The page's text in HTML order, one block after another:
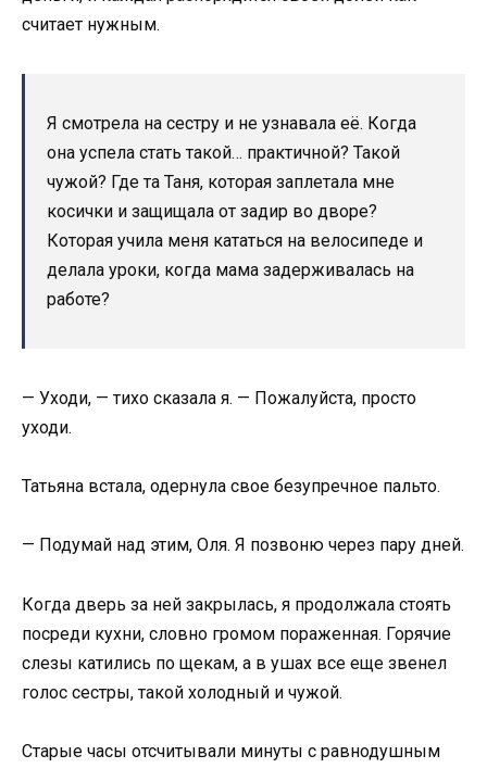
считает нужным.
Я смотрела на сестру и не узнавала её. Когда
она успела стать такой… практичной? Такой
чужой? Где та Таня, которая заплетала мне
косички и защищала от задир во дворе?
Которая учила меня кататься на велосипеде и
делала уроки, когда мама задерживалась на
работе?
— Уходи, — тихо сказала я. — Пожалуйста, просто
уходи.
Татьяна встала, одернула свое безупречное пальто.
— Подумай над этим, Оля. Я позвоню через пару дней.
Когда дверь за ней закрылась, я продолжала стоять
посреди кухни, словно громом пораженная. Горячие
слезы катились по щекам, а в ушах все еще звенел
голос сестры, такой холодный и чужой.
Старые часы отсчитывали минуты с равнодушным